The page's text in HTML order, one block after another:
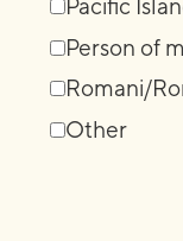
Pacific
Person of
Romani/
Other